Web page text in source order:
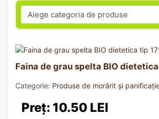
Faina de grau spelta BIO
Categorie: Produse de morărit și
Preț: 10.50 LEI